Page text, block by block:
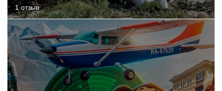
1 отзыв